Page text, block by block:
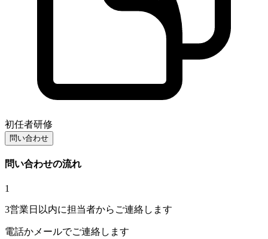
初任者研修
問い合わせ
問い合わせの流れ
1
3営業日以内に担当者からご連絡します
電話かメールでご連絡します